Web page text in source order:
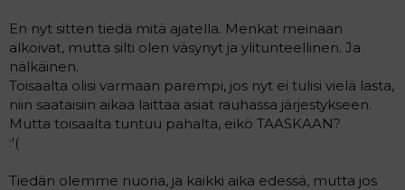
En nyt sitten tiedä mitä ajatella. Menkat meinaan
alkoivat, mutta silti olen väsynyt ja ylitunteellinen. Ja
nälkäinen.
Toisaalta olisi varmaan parempi, jos nyt ei tulisi vielä lasta,
niin saataisiin aikaa laittaa asiat rauhassa järjestykseen.
Mutta toisaalta tuntuu pahalta, eikö TAASKAAN?
:'(
Tiedän olemme nuoria, ja kaikki aika edessä, mutta jos